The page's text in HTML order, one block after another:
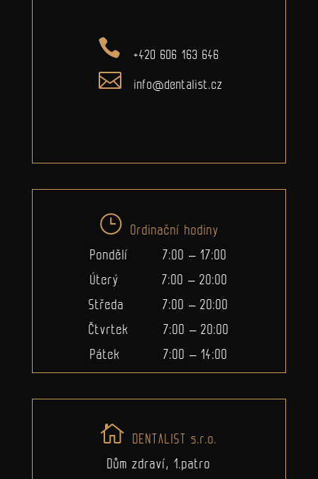
+420 606 163 646
info@dentalist.cz
Ordinační hodiny
Pondělí 7:00 – 17:00
Úterý 7:00 – 20:00
Středa 7:00 – 20:00
Čtvrtek 7:00 – 20:00
Pátek 7:00 – 14:00
DENTALIST s.r.o.
Dům zdraví, 1.patro